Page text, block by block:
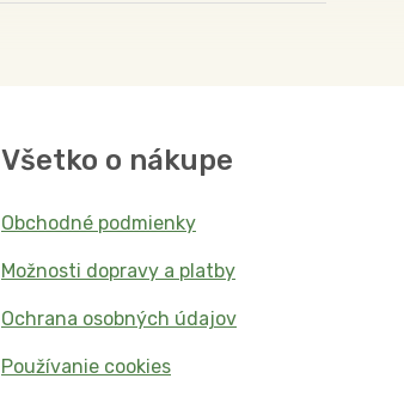
Všetko o nákupe
Obchodné podmienky
Možnosti dopravy a platby
Ochrana osobných údajov
Používanie cookies